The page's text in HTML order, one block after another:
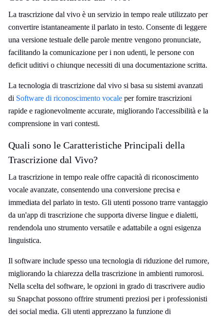
La trascrizione dal vivo è un servizio in tempo reale utilizzato per
convertire istantaneamente il parlato in testo. Consente di leggere
una versione testuale delle parole mentre vengono pronunciate,
facilitando la comunicazione per i non udenti, le persone con
deficit uditivi o chiunque necessiti di una documentazione scritta.
La tecnologia di trascrizione dal vivo si basa su sistemi avanzati
di Software di riconoscimento vocale per fornire trascrizioni
rapide e ragionevolmente accurate, migliorando l'accessibilità e la
comprensione in vari contesti.
Quali sono le Caratteristiche Principali della
Trascrizione dal Vivo?
La trascrizione in tempo reale offre capacità di riconoscimento
vocale avanzate, consentendo una conversione precisa e
immediata del parlato in testo. Gli utenti possono trarre vantaggio
da un'app di trascrizione che supporta diverse lingue e dialetti,
rendendola uno strumento versatile e adattabile a ogni esigenza
linguistica.
Il software include spesso una tecnologia di riduzione del rumore,
migliorando la chiarezza della trascrizione in ambienti rumorosi.
Nella scelta del software, le opzioni in grado di trascrivere audio
su Snapchat possono offrire strumenti preziosi per i professionisti
dei social media. Gli utenti apprezzano la funzione di